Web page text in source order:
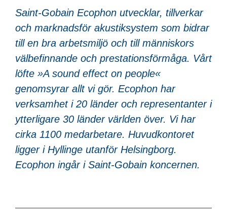
Saint-Gobain Ecophon utvecklar, tillverkar
och marknadsför akustiksystem som bidrar
till en bra arbetsmiljö och till människors
välbefinnande och prestationsförmåga. Vårt
löfte »A sound effect on people«
genomsyrar allt vi gör. Ecophon har
verksamhet i 20 länder och representanter i
ytterligare 30 länder världen över. Vi har
cirka 1100 medarbetare. Huvudkontoret
ligger i Hyllinge utanför Helsingborg.
Ecophon ingår i Saint-Gobain koncernen.